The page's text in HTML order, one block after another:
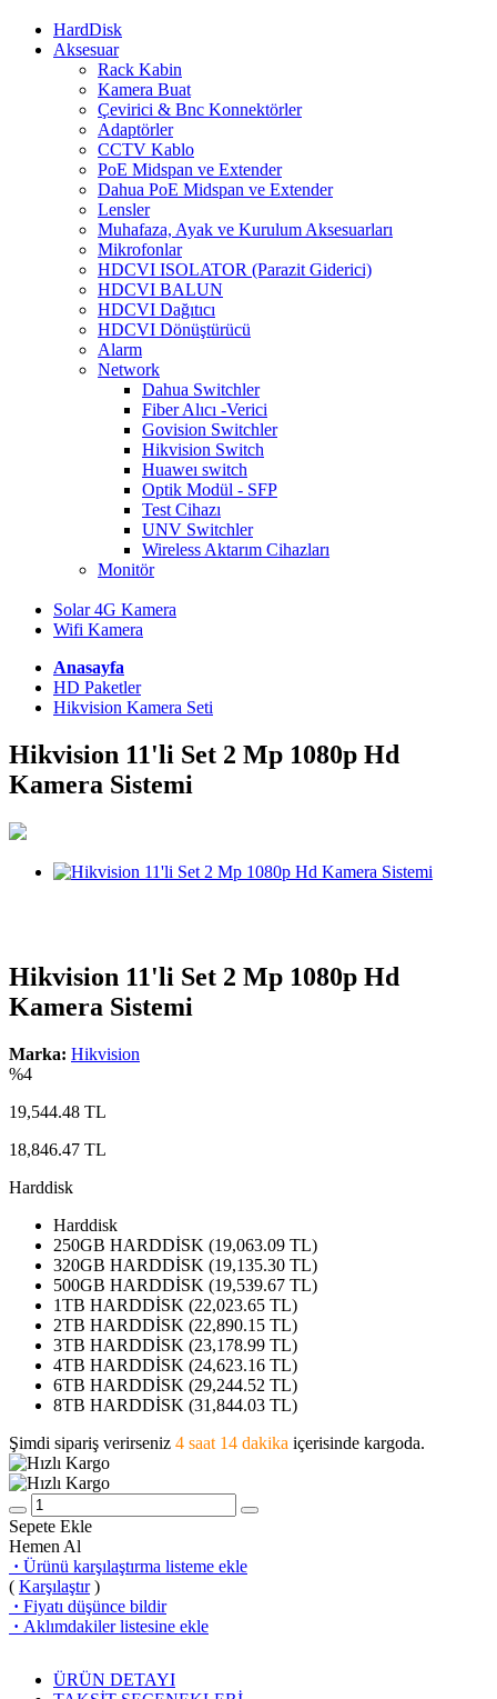
HardDisk
Aksesuar
Rack Kabin
Kamera Buat
Çevirici & Bnc Konnektörler
Adaptörler
CCTV Kablo
PoE Midspan ve Extender
Dahua PoE Midspan ve Extender
Lensler
Muhafaza, Ayak ve Kurulum Aksesuarları
Mikrofonlar
HDCVI ISOLATOR (Parazit Giderici)
HDCVI BALUN
HDCVI Dağıtıcı
HDCVI Dönüştürücü
Alarm
Network
Dahua Switchler
Fiber Alıcı -Verici
Govision Switchler
Hikvision Switch
Huaweı switch
Optik Modül - SFP
Test Cihazı
UNV Switchler
Wireless Aktarım Cihazları
Monitör
Solar 4G Kamera
Wifi Kamera
Anasayfa
HD Paketler
Hikvision Kamera Seti
Hikvision 11'li Set 2 Mp 1080p Hd
Kamera Sistemi
Hikvision 11'li Set 2 Mp 1080p Hd
Kamera Sistemi
Marka: Hikvision
%4
19,544.48 TL
18,846.47 TL
Harddisk
Harddisk
250GB HARDDİSK (19,063.09 TL)
320GB HARDDİSK (19,135.30 TL)
500GB HARDDİSK (19,539.67 TL)
1TB HARDDİSK (22,023.65 TL)
2TB HARDDİSK (22,890.15 TL)
3TB HARDDİSK (23,178.99 TL)
4TB HARDDİSK (24,623.16 TL)
6TB HARDDİSK (29,244.52 TL)
8TB HARDDİSK (31,844.03 TL)
Şimdi sipariş verirseniz 4 saat 14 dakika içerisinde kargoda.
Sepete Ekle
Hemen Al
· Ürünü karşılaştırma listeme ekle
( Karşılaştır)
· Fiyatı düşünce bildir
· Aklımdakiler listesine ekle
ÜRÜN DETAYI